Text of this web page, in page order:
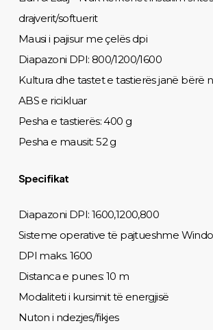
drajverit/softuerit
Mausi i pajisur me çelës dpi
Diapazoni DPI: 800/1200/1600
Kultura dhe tastet e tastierës janë bërë
ABS e ricikluar
Pesha e tastierës: 400 g
Pesha e mausit: 52 g
Specifikat
Diapazoni DPI: 1600,1200,800
Sisteme operative të pajtueshme
DPI maks. 1600
Distanca e punes: 10 m
Modaliteti i kursimit të energjisë
Nuton i ndezjes/fikjes